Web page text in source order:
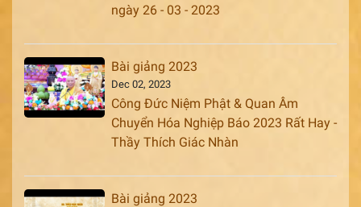
ngày 26 - 03 - 2023
Bài giảng 2023
Dec 02, 2023
Công Đức Niệm Phật & Quan Âm
Chuyển Hóa Nghiệp Báo 2023 Rất Hay -
Thầy Thích Giác Nhàn
Bài giảng 2023